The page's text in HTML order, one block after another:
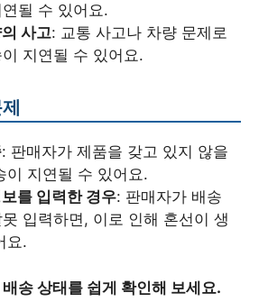
될 수 있어요.
사고: 교통 사고나 차량 문제로
지연될 수 있어요.
: 판매자가 제품을 갖고 있지 않을
이 지연될 수 있어요.
를 입력한 경우: 판매자가 배송
입력하면, 이로 인해 혼선이 생
요.
송 상태를 쉽게 확인해 보세요.